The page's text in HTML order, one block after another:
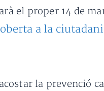
el proper 14 de
a la
la prevenció